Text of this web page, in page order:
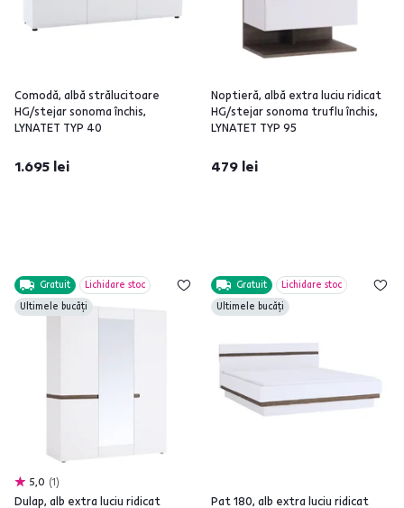
Comodă, albă strălucitoare
HG/stejar sonoma închis,
LYNATET TYP 40
1.695 lei
Noptieră, albă extra luciu ridicat
HG/stejar sonoma truflu închis,
LYNATET TYP 95
479 lei
Gratuit
Lichidare stoc
Ultimele bucăți
5,0 1
Dulap, alb extra luciu ridicat
Gratuit
Lichidare stoc
Ultimele bucăți
Pat 180, alb extra luciu ridicat